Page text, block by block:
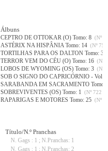
Álbuns
CEPTRO DE OTTOKAR (O) Tomo: 8 (Nº
ASTÉRIX NA HISPÂNIA Tomo: 14 (Nº
TORTILHAS PARA OS DALTON Tomo: 31
TERROR VEM DO CÉU (O) Tomo: 16 (Nº
LOBOS DE WYOMING (OS) Tomo: 3 (Nº
SOB O SIGNO DO CAPRICÓRNIO - Vol 1
SARABANDA EM SACRAMENTO Tomo:
SOBREVIVENTES (OS) Tomo: 1 (Nº 722 A
RAPARIGAS E MOTORES Tomo: 25 (Nº
Título/N.º Pranchas
N. Gags : 1 ; N.Pranchas: 1
N. Gags : 1 ; N.Pranchas: 2